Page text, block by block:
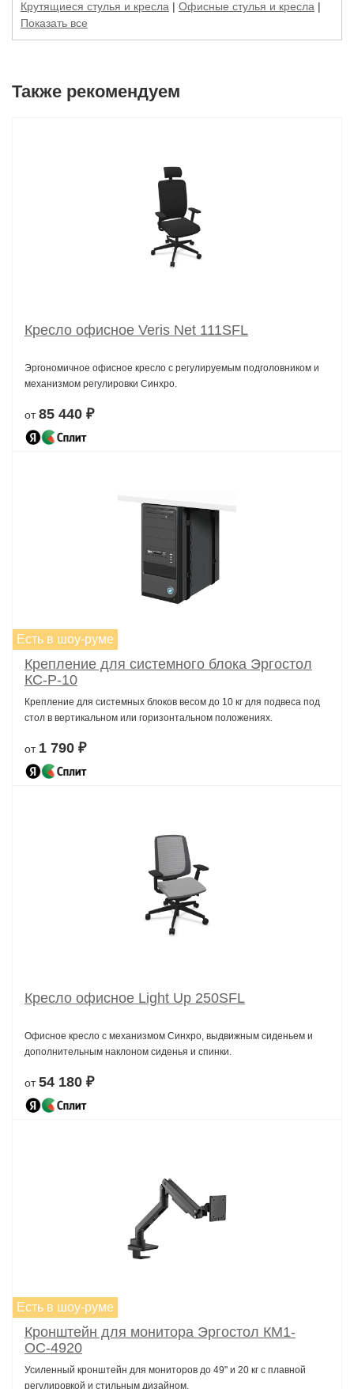
Крутящиеся стулья и кресла | Офисные стулья и кресла |
Показать все
Также рекомендуем
Кресло офисное Veris Net 111SFL
Эргономичное офисное кресло с регулируемым подголовником и
механизмом регулировки Синхро.
от85 440 ₽
Есть в шоу-руме
Крепление для системного блока Эргостол
КС-Р-10
Крепление для системных блоков весом до 10 кг для подвеса под
стол в вертикальном или горизонтальном положениях.
от 1 790 ₽
Кресло офисное Light Up 250SFL
Офисное кресло с механизмом Синхро, выдвижным сиденьем и
дополнительным наклоном сиденья и спинки.
от54 180 ₽
Есть в шоу-руме
Кронштейн для монитора Эргостол КМ1-
OС-4920
Усиленный кронштейн для мониторов до 49" и 20 кг с плавной
регулировкой и стильным дизайном.